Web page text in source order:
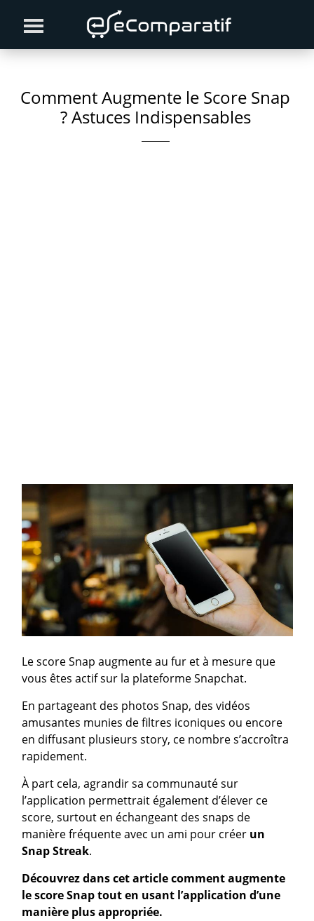
primary
content
primary
Comment Augmente le Score Snap
? Astuces Indispensables
Le score Snap augmente au fur et à mesure que
vous êtes actif sur la plateforme Snapchat.
En partageant des photos Snap, des vidéos
amusantes munies de filtres iconiques ou encore
en diffusant plusieurs story, ce nombre s’accroîtra
rapidement.
À part cela, agrandir sa communauté sur
l’application permettrait également d’élever ce
score, surtout en échangeant des snaps de
manière fréquente avec un ami pour créer un
Snap Streak.
Découvrez dans cet article comment augmente
le score Snap tout en usant l’application d’une
manière plus appropriée.